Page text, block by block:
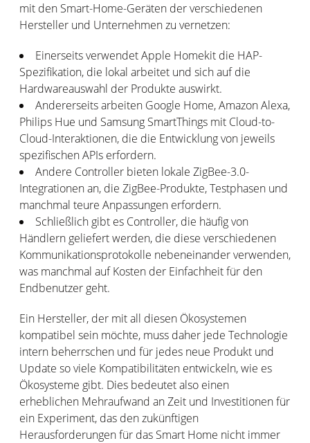
mit den Smart-Home-Geräten der verschiedenen
Hersteller und Unternehmen zu vernetzen:
Einerseits verwendet Apple Homekit die HAP-
Spezifikation, die lokal arbeitet und sich auf die
Hardwareauswahl der Produkte auswirkt.
Andererseits arbeiten Google Home, Amazon Alexa,
Philips Hue und Samsung SmartThings mit Cloud-to-
Cloud-Interaktionen, die die Entwicklung von jeweils
spezifischen APIs erfordern.
Andere Controller bieten lokale ZigBee-3.0-
Integrationen an, die ZigBee-Produkte, Testphasen und
manchmal teure Anpassungen erfordern.
Schließlich gibt es Controller, die häufig von
Händlern geliefert werden, die diese verschiedenen
Kommunikationsprotokolle nebeneinander verwenden,
was manchmal auf Kosten der Einfachheit für den
Endbenutzer geht.
Ein Hersteller, der mit all diesen Ökosystemen
kompatibel sein möchte, muss daher jede Technologie
intern beherrschen und für jedes neue Produkt und
Update so viele Kompatibilitäten entwickeln, wie es
Ökosysteme gibt. Dies bedeutet also einen
erheblichen Mehraufwand an Zeit und Investitionen für
ein Experiment, das den zukünftigen
Herausforderungen für das Smart Home nicht immer